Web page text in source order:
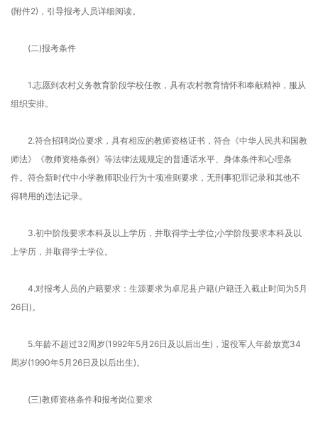
(附件2)，引导报考人员详细阅读。
(二)报考条件
1.志愿到农村义务教育阶段学校任教，具有农村教育情怀和奉献精神，服从
组织安排。
2.符合招聘岗位要求，具有相应的教师资格证书，符合《中华人民共和国教
师法》《教师资格条例》等法律法规规定的普通话水平、身体条件和心理条
件。符合新时代中小学教师职业行为十项准则要求，无刑事犯罪记录和其他不
得聘用的违法记录。
3.初中阶段要求本科及以上学历，并取得学士学位;小学阶段要求本科及以
上学历，并取得学士学位。
4.对报考人员的户籍要求：生源要求为卓尼县户籍(户籍迁入截止时间为5月
26日)。
5.年龄不超过32周岁(1992年5月26日及以后出生)，退役军人年龄放宽34
周岁(1990年5月26日及以后出生)。
(三)教师资格条件和报考岗位要求